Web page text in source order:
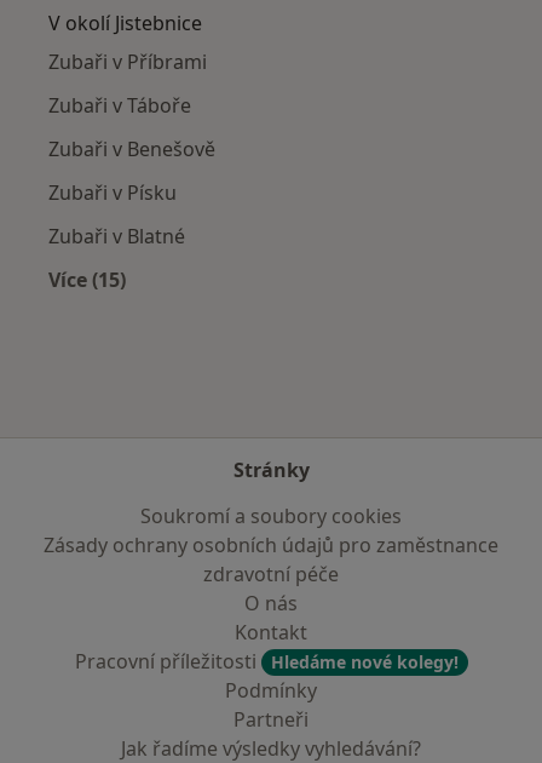
V okolí Jistebnice
Zubaři v Příbrami
Zubaři v Táboře
Zubaři v Benešově
Zubaři v Písku
Zubaři v Blatné
Více (15)
Stránky
Soukromí a soubory cookies
Zásady ochrany osobních údajů pro zaměstnance
zdravotní péče
O nás
Kontakt
Pracovní příležitosti
Hledáme nové kolegy!
Podmínky
Partneři
Jak řadíme výsledky vyhledávání?